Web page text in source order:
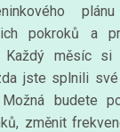
pokroků a
Každý měsíc
jste splnili
budete
změnit